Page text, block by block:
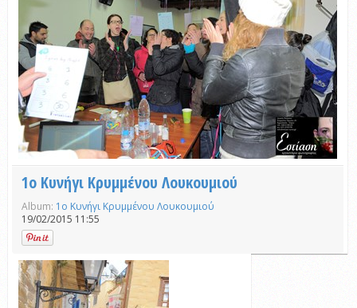
1ο Κυνήγι Κρυμμένου Λουκουμιού
Album: 1ο Κυνήγι Κρυμμένου Λουκουμιού
19/02/2015 11:55